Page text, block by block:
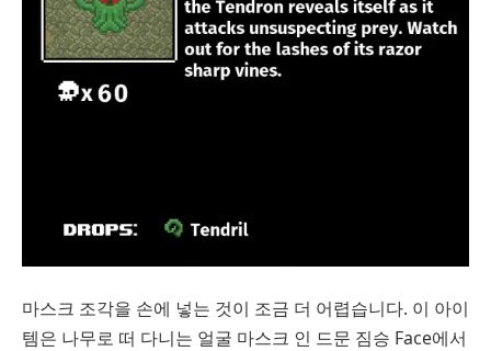
마스크 조각을 손에 넣는 것이 조금 더 어렵습니다. 이 아이
템은 나무로 떠 다니는 얼굴 마스크 인 드문 짐승 Face에서